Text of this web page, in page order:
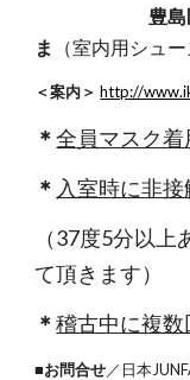
豊島区 上池
ま
（室内用シュー
＜案内＞http://
＊全員マスク着
＊ 入室時に非
（37度5分以
て頂きます）
＊稽古中に複数
■お問合せ／日本